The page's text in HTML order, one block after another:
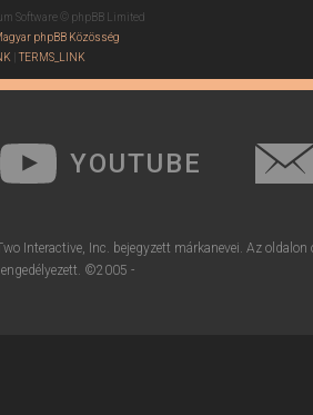
Software © phpBB Limited
phpBB Közösség
|TERMS_LINK
YOUTUBE
Interactive, Inc. bejegyzett márkanevei. Az
©2005 -